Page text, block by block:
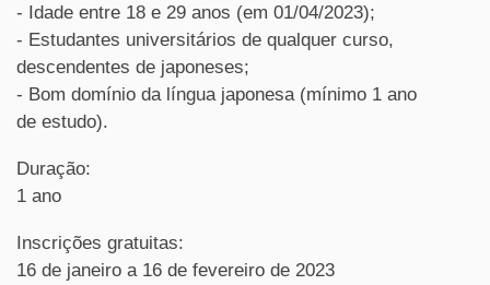
- Idade entre 18 e 29 anos (em 01/04/2023);
- Estudantes universitários de qualquer curso,
descendentes de japoneses;
- Bom domínio da língua japonesa (mínimo 1 ano
de estudo).
Duração:
1 ano
Inscrições gratuitas:
16 de janeiro a 16 de fevereiro de 2023